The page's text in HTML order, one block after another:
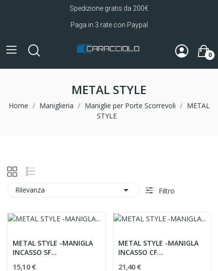
Spedizione gratis da 200€
Paga in 3 rate con Paypal
0
METAL STYLE
Home Maniglieria Maniglie per Porte Scorrevoli
METAL
STYLE
Rilevanza  Filtro
METAL STYLE -MANIGLA
INCASSO SF
15,10 €
METAL STYLE -MANIGLA
INCASSO CF
21,40 €